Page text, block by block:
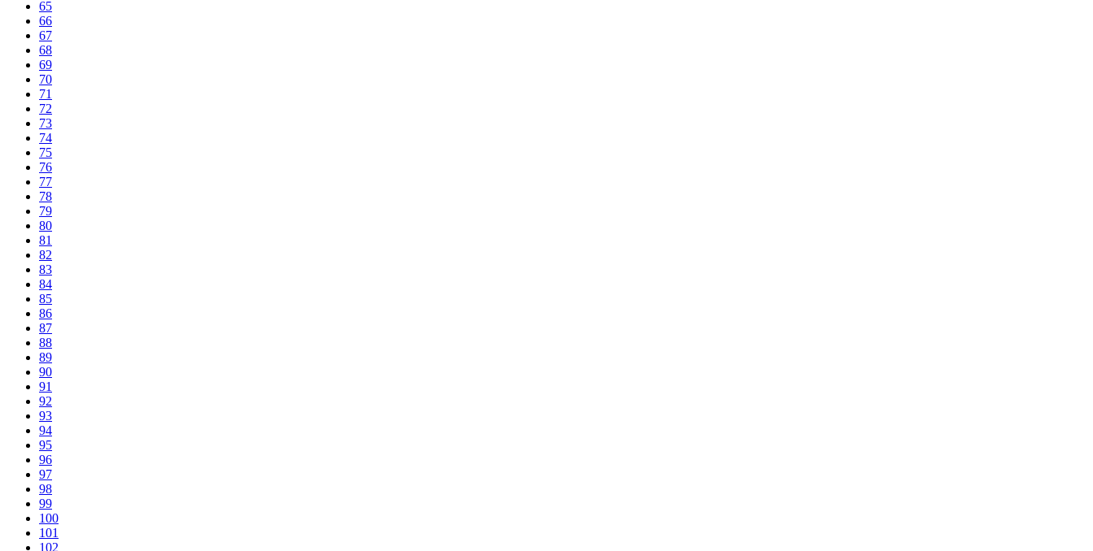
65
66
67
68
69
70
71
72
73
74
75
76
77
78
79
80
81
82
83
84
85
86
87
88
89
90
91
92
93
94
95
96
97
98
99
100
101
102